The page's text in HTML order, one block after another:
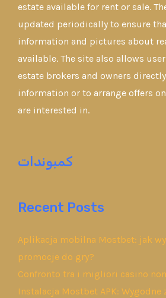
estate available for rent or sale.
updated periodically to ensure
information and pictures about
available. The site also allows
estate brokers and owners
information or to arrange offers
are interested in.
كمبوندات
Recent Posts
Aplikacja mobilna Mostbet: jak
promocje do gry?
Confronto tra i migliori casino non
Instalacja Mostbet APK: Wygodne